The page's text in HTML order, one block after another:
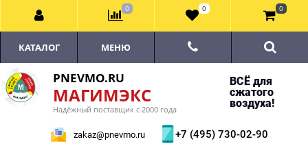
PNEVMO.RU
МАГИМЭКС
Надёжный поставщик с 2000 года
ВСЁ для
сжатого
воздуха!
zakaz@pnevmo.ru +7 (495) 730-02-90
КАТАЛОГ МЕНЮ
0 0 0